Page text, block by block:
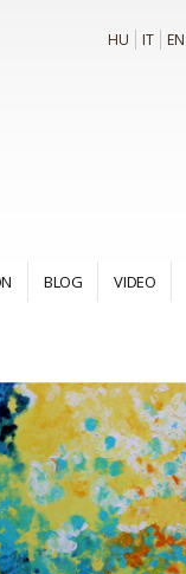
HU IT EN
BLOG VIDEO